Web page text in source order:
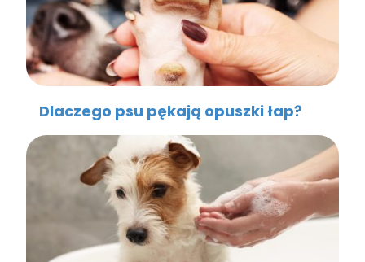
Dlaczego psu pękają opuszki łap?